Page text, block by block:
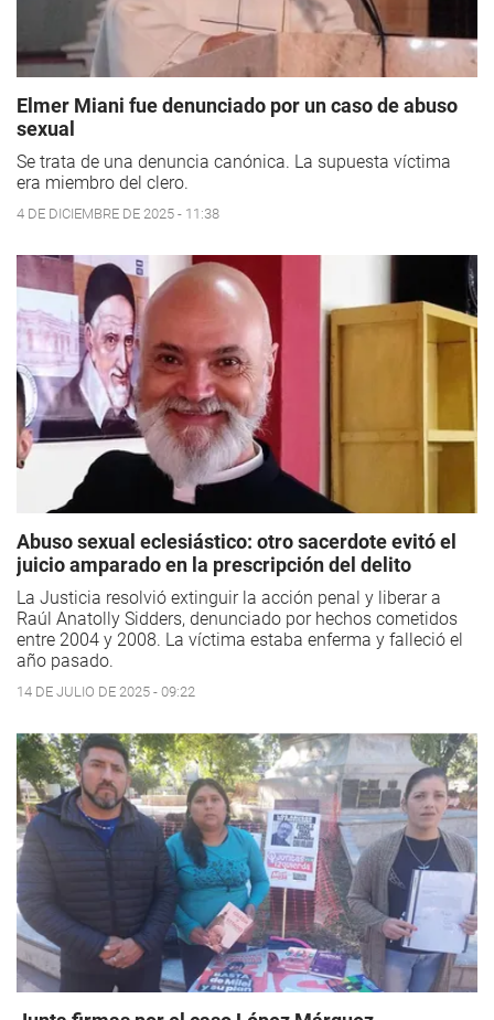
Elmer Miani fue denunciado por un caso de abuso
sexual
Se trata de una denuncia canónica. La supuesta víctima
era miembro del clero.
4 DE DICIEMBRE DE 2025 - 11:38
Abuso sexual eclesiástico: otro sacerdote evitó el
juicio amparado en la prescripción del delito
La Justicia resolvió extinguir la acción penal y liberar a
Raúl Anatolly Sidders, denunciado por hechos cometidos
entre 2004 y 2008. La víctima estaba enferma y falleció el
año pasado.
14 DE JULIO DE 2025 - 09:22